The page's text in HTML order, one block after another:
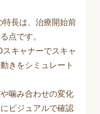
長は、治療開始前
点です。
キャナーでスキャ
きをシミュレート
噛み合わせの変化
ビジュアルで確認